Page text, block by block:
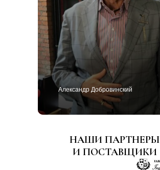
Александр Добровинский
НАШИ ПАРТНЕРЫ
И ПОСТАВЩИКИ